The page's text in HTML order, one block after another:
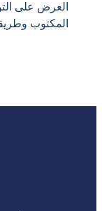
العرض على
المكتوب